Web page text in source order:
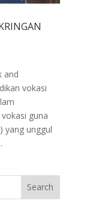
and
vokasi
guna
yang unggul
Search